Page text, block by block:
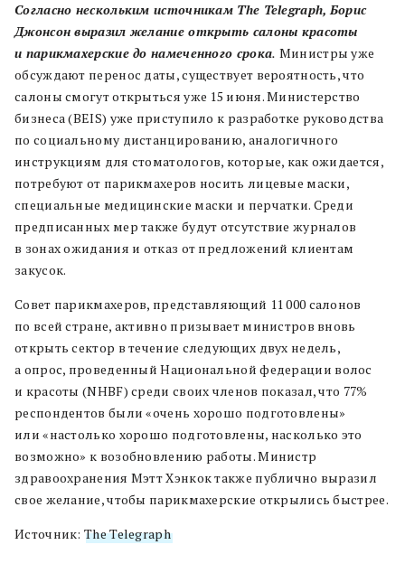
Согласно нескольким источникам The Telegraph, Борис
Джонсон выразил желание открыть салоны красоты
и парикмахерские до намеченного срока. Министры уже
обсуждают перенос даты, существует вероятность, что
салоны смогут открыться уже 15 июня. Министерство
бизнеса (BEIS) уже приступило к разработке руководства
по социальному дистанцированию, аналогичного
инструкциям для стоматологов, которые, как ожидается,
потребуют от парикмахеров носить лицевые маски,
специальные медицинские маски и перчатки. Среди
предписанных мер также будут отсутствие журналов
в зонах ожидания и отказ от предложений клиентам
закусок.
Совет парикмахеров, представляющий 11 000 салонов
по всей стране, активно призывает министров вновь
открыть сектор в течение следующих двух недель,
а опрос, проведенный Национальной федерации волос
и красоты (NHBF) среди своих членов показал, что 77%
респондентов были «очень хорошо подготовлены»
или «настолько хорошо подготовлены, насколько это
возможно» к возобновлению работы.Министр
здравоохранения Мэтт Хэнкок также публично выразил
свое желание, чтобы парикмахерские открылись быстрее.
Источник: The Telegraph